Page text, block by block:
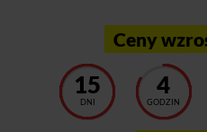
Ceny
15
DNI
4
GODZIN